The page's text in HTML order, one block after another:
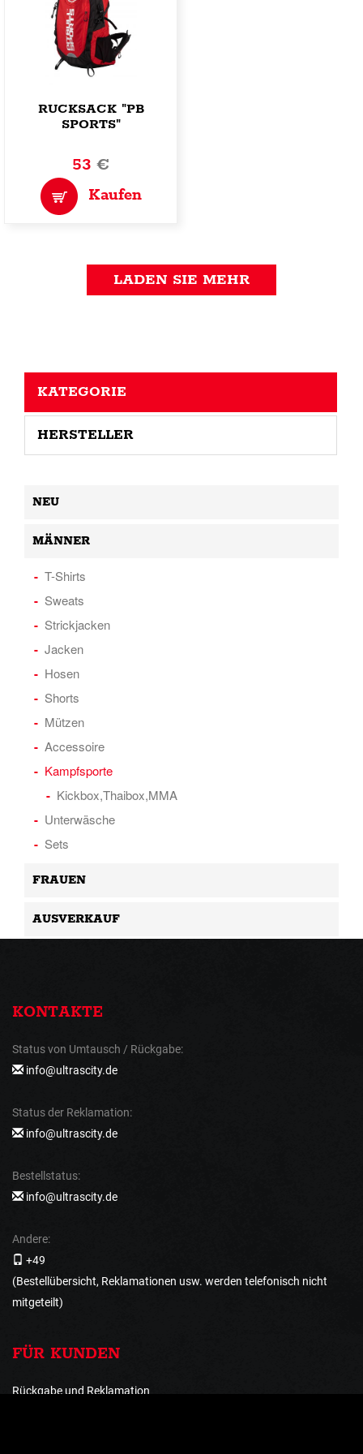
RUCKSACK "PB
SPORTS"
53€
Kaufen
LADEN SIE MEHR
KATEGORIE
HERSTELLER
NEU
MÄNNER
T-Shirts
Sweats
Strickjacken
Jacken
Hosen
Shorts
Mützen
Accessoire
Kampfsporte
Kickbox,Thaibox,MMA
Unterwäsche
Sets
FRAUEN
AUSVERKAUF
KONTAKTE
Status von Umtausch / Rückgabe:
info@ultrascity.de
Status der Reklamation:
info@ultrascity.de
Bestellstatus:
info@ultrascity.de
Andere:
+49
(Bestellübersicht, Reklamationen usw. werden telefonisch nicht
mitgeteilt)
FÜR KUNDEN
Rückgabe und Reklamation